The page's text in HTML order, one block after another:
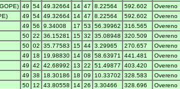
49 54 49.32664 14 47 8.22564 592.602
Overeno
49 54 49.32664 14 47 8.22564 592.602
Overeno
49 56 9.34008 17 53 56.39962 316.565
Overeno
50 22 36.15281 15 32 35.08948 320.509
Overeno
50 02 35.77583 15 44 3.29965 270.657
Overeno
49 18 19.98830 14 08 58.63971 441.481
Overeno
49 42 42.68992 13 22 51.49877 403.420
Overeno
49 38 18.30186 18 09 10.33702 328.583
Overeno
50 12 43.80558 14 26 3.30466 328.696
Overeno